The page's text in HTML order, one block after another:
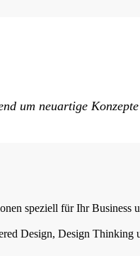
um neuartige
speziell für Ihr Business
Design, Design